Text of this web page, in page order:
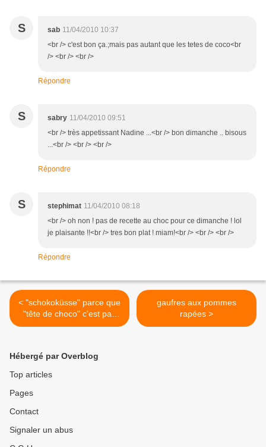
S sab 11/04/2010 10:37
<br /> c'est bon ça.;mais pas autant que les tetes de coco<br
/> <br /> <br />
Répondre
S sabry 11/04/2010 09:51
<br /> très appetissant Nadine ...<br /> bon dimanche .. bisous
...<br /> <br /> <br />
Répondre
S stephimat 11/04/2010 08:18
<br /> oh non ! pas de recette au choc pour ce dimanche ! lol
je plaisante !!<br /> tres bon plat ! miam!<br /> <br /> <br />
Répondre
< "schokoküsse" parce que
"tête de choco" c'est pas
beau
gaufres aux pommes
rapées >
Hébergé par Overblog
Top articles
Pages
Contact
Signaler un abus